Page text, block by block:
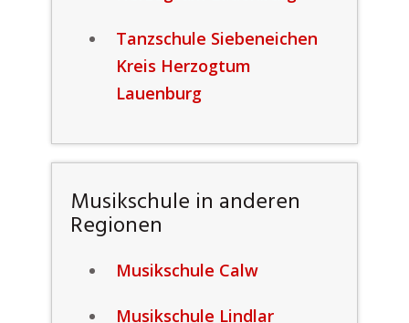
Tanzschule Siebeneichen
Kreis Herzogtum
Lauenburg
Musikschule in anderen
Regionen
Musikschule Calw
Musikschule Lindlar